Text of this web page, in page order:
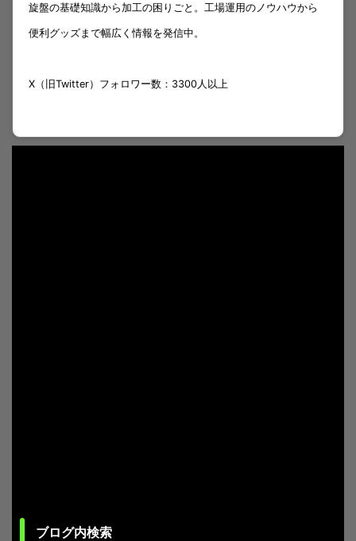
旋盤の基礎知識から加工の困りごと。工場運用のノウハウから
便利グッズまで幅広く情報を発信中。
X（旧Twitter）フォロワー数：3300人以上
ブログ内検索